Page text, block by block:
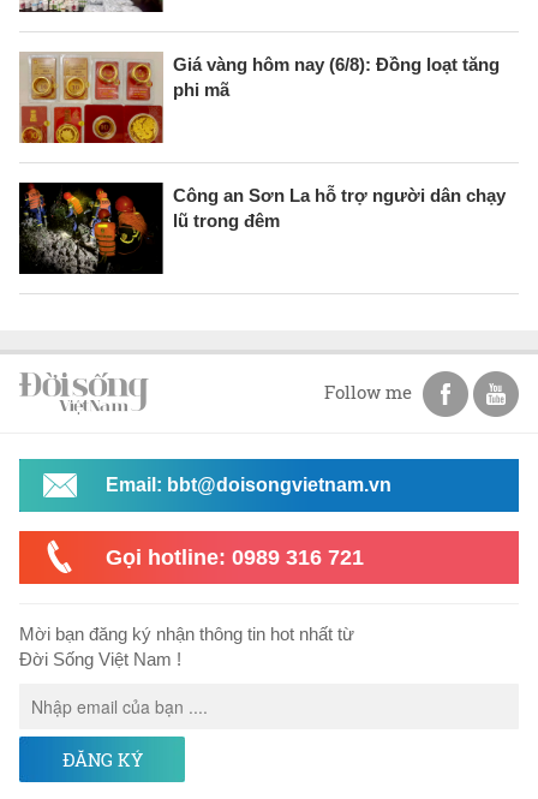
Giá vàng hôm nay (6/8): Đồng loạt tăng
phi mã
Công an Sơn La hỗ trợ người dân chạy
lũ trong đêm
Follow me
Email: bbt@doisongvietnam.vn
Gọi hotline: 0989 316 721
Mời bạn đăng ký nhận thông tin hot nhất từ
Đời Sống Việt Nam !
ĐĂNG KÝ